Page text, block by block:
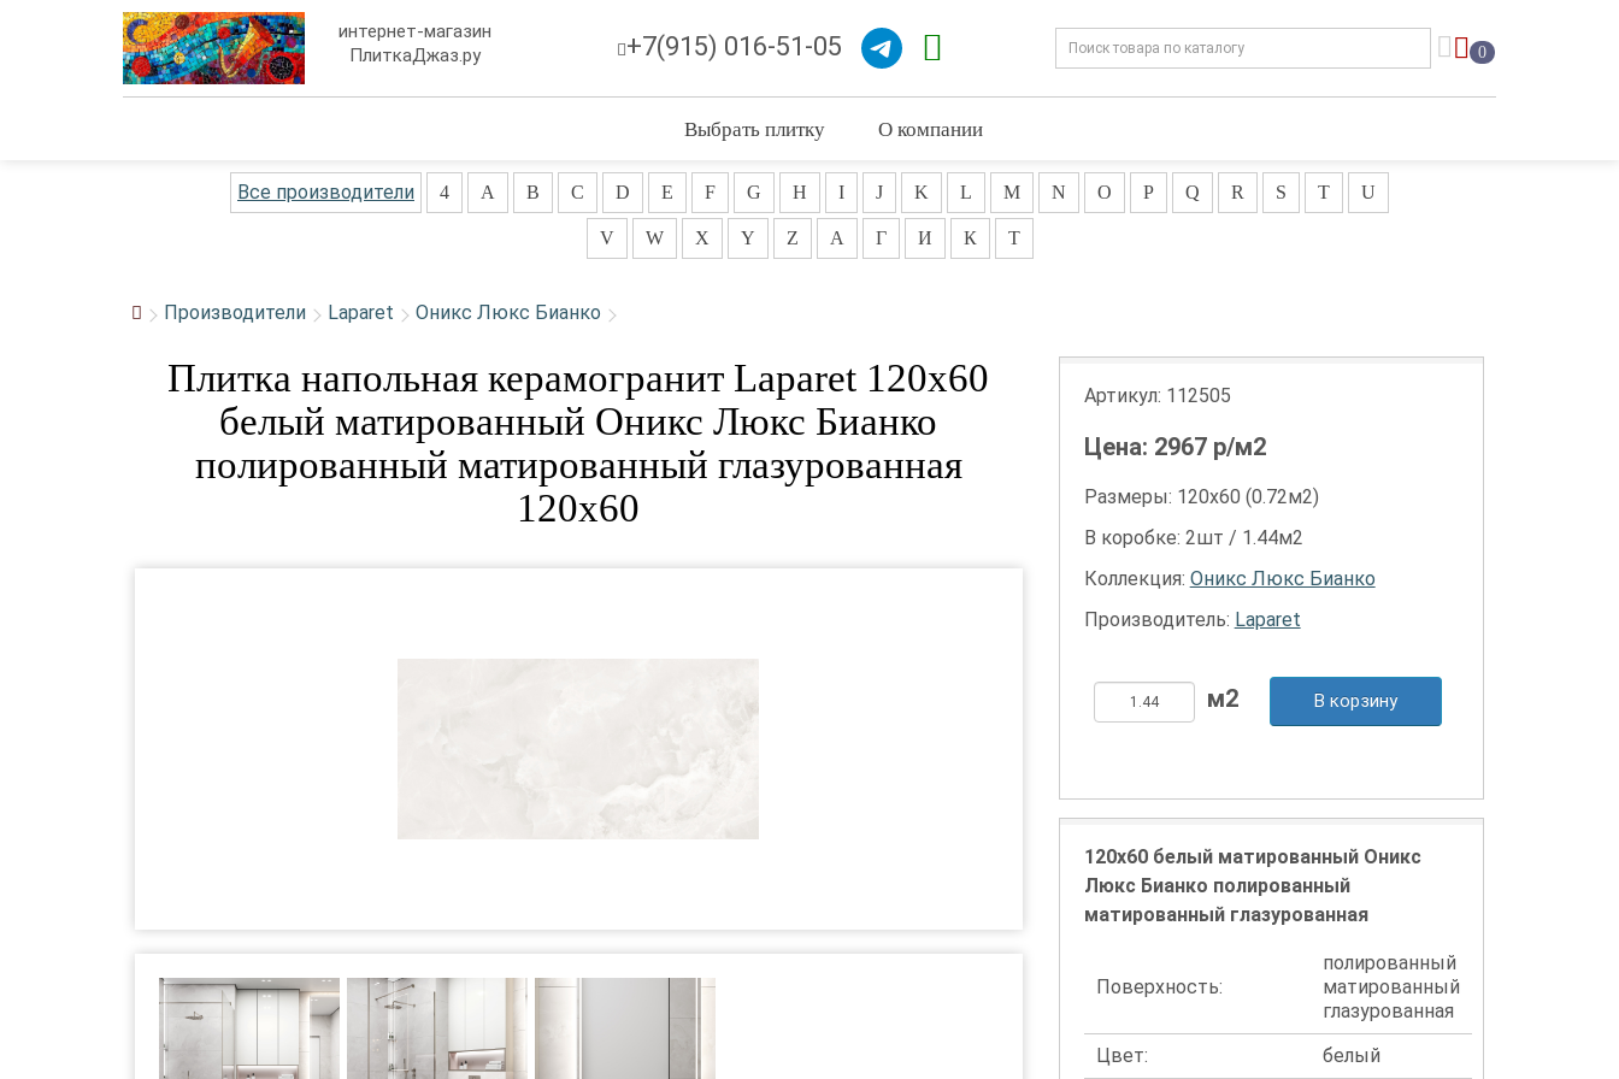
интернет-магазин
ПлиткаДжаз.ру
+7(915) 016-51-05 0
Выбрать плитку О компании
Все производители 4 A B C D E F G H I J K L M N O P Q R S T U
V W X Y Z А Г И К Т
Производители Laparet Оникс Люкс Бианко
Плитка напольная керамогранит Laparet 120x60
белый матированный Оникс Люкс Бианко
полированный матированный глазурованная
120x60
Артикул: 112505
Цена: 2967р/м2
Размеры: 120х60 (0.72м2)
В коробке: 2шт / 1.44м2
Коллекция: Оникс Люкс Бианко
Производитель: Laparet
В корзину
120x60 белый матированный Оникс
Люкс Бианко полированный
матированный глазурованная
Поверхность:
полированный
матированный
глазурованная
Цвет:
белый